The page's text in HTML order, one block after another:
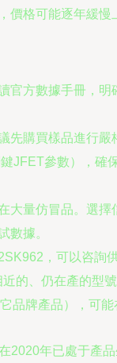
價格可能逐年緩慢
官方數據手冊，明
先購買樣品進行嚴
JFET參數），確
大量仿冒品。選擇
數據。
，可以咨詢
的、仍在產的型號
品牌產品），可能
2020年已處于產